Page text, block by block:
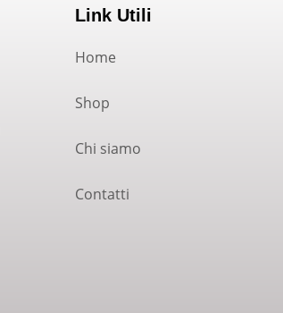
Link Utili
Home
Shop
Chi siamo
Contatti